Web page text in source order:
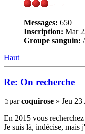
Messages: 650
Inscription: Mar
Groupe sanguin:
Haut
Re: On recherche
parcoquirose » Jeu
En 2015 vous
Je suis là, indécise, mais